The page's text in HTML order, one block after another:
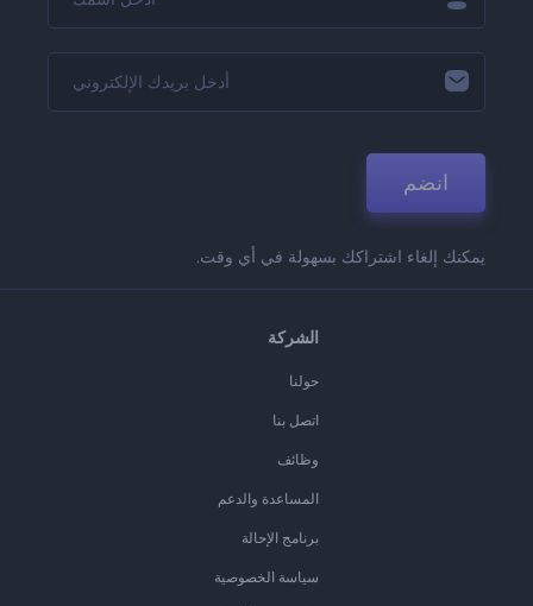
انضم
يمكنك إلغاء اشتراكك بسهولة في أي وقت.
الشركة
حولنا
اتصل بنا
وظائف
المساعدة والدعم
برنامج الإحالة
سياسة الخصوصية